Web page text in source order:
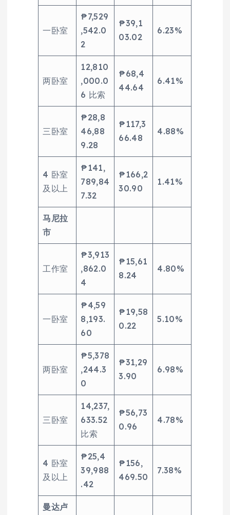
一卧室
₱7,529
,542.0
2
₱39,1
03.02
6.23%
两卧室
12,810
,000.0
6 比索
₱68,4
44.64
6.41%
三卧室
₱28,8
46,88
9.28
₱117,3
66.48
4.88%
4 卧室
及以上
₱141,
789,84
7.32
₱166,2
30.90
1.41%
马尼拉
市
工作室
₱3,913
,862.0
4
₱15,61
8.24
4.80%
一卧室
₱4,59
8,193.
60
₱19,58
0.22
5.10%
两卧室
₱5,378
,244.3
0
₱31,29
3.90
6.98%
三卧室
14,237,
633.52
比索
₱56,73
0.96
4.78%
4 卧室
及以上
₱25,4
39,988
.42
₱156,
469.50
7.38%
曼达卢